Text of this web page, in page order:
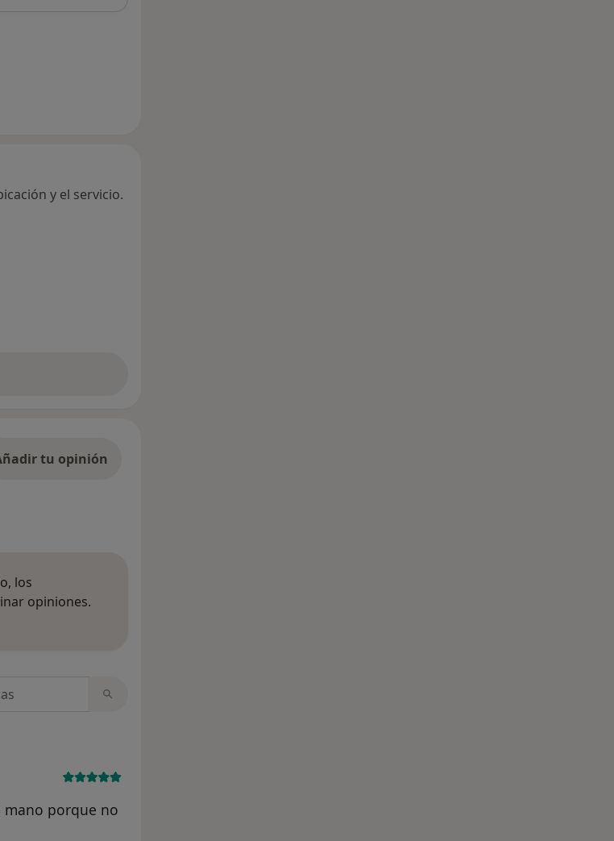
y el servicio.
tu opinión
los
opiniones.
mano porque no